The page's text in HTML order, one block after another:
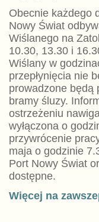
Obecnie każdego
Nowy Świat
Wiślanego na
10.30, 13.30 i
Wiślany w
przepłynięcia nie
prowadzone będą
bramy śluzy.
ostrzeżeniu
wyłączona o
przywrócenie
maja o godzinie
Port Nowy Świat
dostępne.
Więcej na